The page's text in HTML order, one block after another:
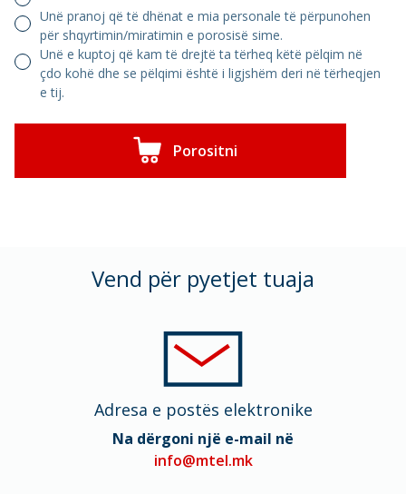
Unë pranoj që të dhënat e mia personale të përpunohen
për shqyrtimin/miratimin e porosisë sime.
Unë e kuptoj që kam të drejtë ta tërheq këtë pëlqim në
çdo kohë dhe se pëlqimi është i ligjshëm deri në tërheqjen
e tij.
Porositni
Vend për pyetjet tuaja
Adresa e postës elektronike
Na dërgoni një e-mail në
info@mtel.mk